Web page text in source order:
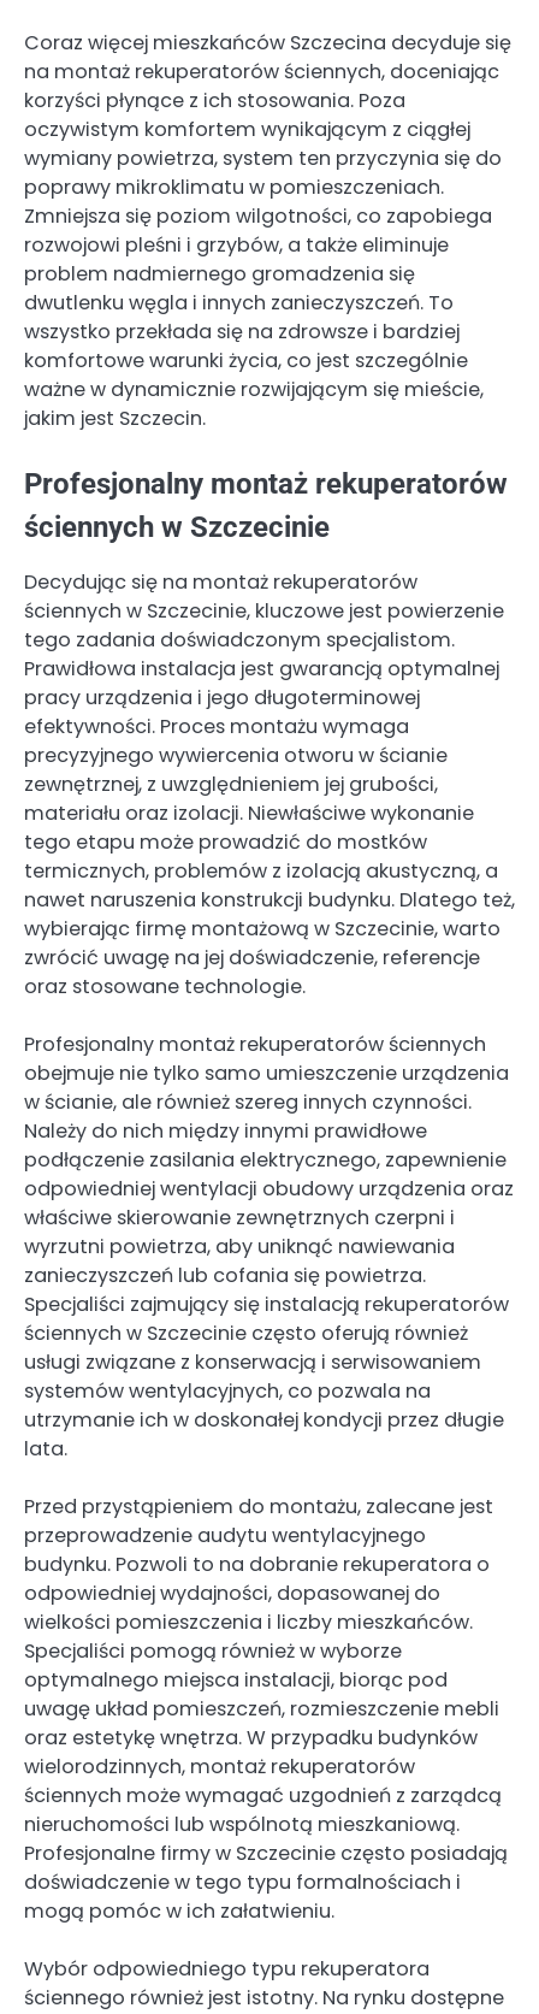
Coraz więcej mieszkańców Szczecina decyduje się
na montaż rekuperatorów ściennych, doceniając
korzyści płynące z ich stosowania. Poza
oczywistym komfortem wynikającym z ciągłej
wymiany powietrza, system ten przyczynia się do
poprawy mikroklimatu w pomieszczeniach.
Zmniejsza się poziom wilgotności, co zapobiega
rozwojowi pleśni i grzybów, a także eliminuje
problem nadmiernego gromadzenia się
dwutlenku węgla i innych zanieczyszczeń. To
wszystko przekłada się na zdrowsze i bardziej
komfortowe warunki życia, co jest szczególnie
ważne w dynamicznie rozwijającym się mieście,
jakim jest Szczecin.
Profesjonalny montaż rekuperatorów
ściennych w Szczecinie
Decydując się na montaż rekuperatorów
ściennych w Szczecinie, kluczowe jest powierzenie
tego zadania doświadczonym specjalistom.
Prawidłowa instalacja jest gwarancją optymalnej
pracy urządzenia i jego długoterminowej
efektywności. Proces montażu wymaga
precyzyjnego wywiercenia otworu w ścianie
zewnętrznej, z uwzględnieniem jej grubości,
materiału oraz izolacji. Niewłaściwe wykonanie
tego etapu może prowadzić do mostków
termicznych, problemów z izolacją akustyczną, a
nawet naruszenia konstrukcji budynku. Dlatego też,
wybierając firmę montażową w Szczecinie, warto
zwrócić uwagę na jej doświadczenie, referencje
oraz stosowane technologie.
Profesjonalny montaż rekuperatorów ściennych
obejmuje nie tylko samo umieszczenie urządzenia
w ścianie, ale również szereg innych czynności.
Należy do nich między innymi prawidłowe
podłączenie zasilania elektrycznego, zapewnienie
odpowiedniej wentylacji obudowy urządzenia oraz
właściwe skierowanie zewnętrznych czerpni i
wyrzutni powietrza, aby uniknąć nawiewania
zanieczyszczeń lub cofania się powietrza.
Specjaliści zajmujący się instalacją rekuperatorów
ściennych w Szczecinie często oferują również
usługi związane z konserwacją i serwisowaniem
systemów wentylacyjnych, co pozwala na
utrzymanie ich w doskonałej kondycji przez długie
lata.
Przed przystąpieniem do montażu, zalecane jest
przeprowadzenie audytu wentylacyjnego
budynku. Pozwoli to na dobranie rekuperatora o
odpowiedniej wydajności, dopasowanej do
wielkości pomieszczenia i liczby mieszkańców.
Specjaliści pomogą również w wyborze
optymalnego miejsca instalacji, biorąc pod
uwagę układ pomieszczeń, rozmieszczenie mebli
oraz estetykę wnętrza. W przypadku budynków
wielorodzinnych, montaż rekuperatorów
ściennych może wymagać uzgodnień z zarządcą
nieruchomości lub wspólnotą mieszkaniową.
Profesjonalne firmy w Szczecinie często posiadają
doświadczenie w tego typu formalnościach i
mogą pomóc w ich załatwieniu.
Wybór odpowiedniego typu rekuperatora
ściennego również jest istotny. Na rynku dostępne